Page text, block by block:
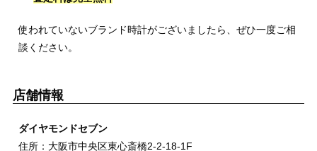
使われていないブランド時計がございましたら、ぜひ一度ご相
談ください。
店舗情報
ダイヤモンドセブン
住所：大阪市中央区東心斎橋2-2-18-1F